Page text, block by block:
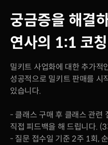
궁금증을 해결
연사의 1:1 코칭
밀키트 사업화에 대한 추가적
성공적으로 밀키트 판매를 시
있습니다.
- 클래스 구매 후 클래스 관련
직접 피드백을 해 드립니다.
- 질문 접수일 기준 2주 1회,